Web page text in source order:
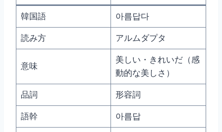
韓国語 아름답다
読み方 アルムダプタ
意味
美しい・きれいだ（感
動的な美しさ）
品詞 形容詞
語幹 아름답